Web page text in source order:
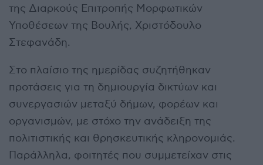
της Διαρκούς Επιτροπής Μορφωτικών
Υποθέσεων της Βουλής, Χριστόδουλο
Στεφανάδη.
Στο πλαίσιο της ημερίδας συζητήθηκαν
προτάσεις για τη δημιουργία δικτύων και
συνεργασιών μεταξύ δήμων, φορέων και
οργανισμών, με στόχο την ανάδειξη της
πολιτιστικής και θρησκευτικής κληρονομιάς.
Παράλληλα, φοιτητές που συμμετείχαν στις